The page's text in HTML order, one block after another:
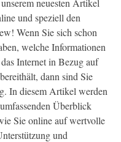
und speziell den
Wenn Sie sich schon
welche Informationen
Internet in Bezug auf
dann sind Sie
In diesem Artikel werden
Überblick
Sie online auf wertvolle
und